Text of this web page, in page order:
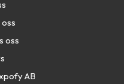
oss
AB